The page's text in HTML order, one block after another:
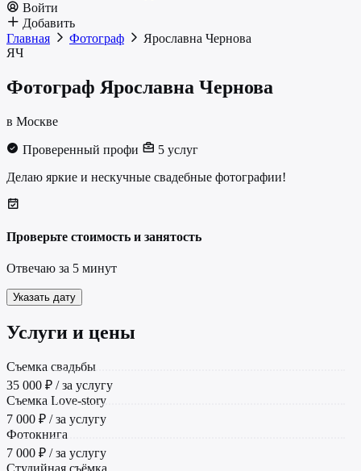
Войти
Добавить
Главная
Фотограф
Ярославна Чернова
ЯЧ
Фотограф Ярославна Чернова
в Москве
Проверенный профи
5 услуг
Делаю яркие и нескучные свадебные фотографии!
Проверьте стоимость и занятость
Отвечаю за 5 минут
Указать дату
Услуги и цены
Съемка свадьбы
35 000 ₽ / за услугу
Съемка Love-story
7 000 ₽ / за услугу
Фотокнига
7 000 ₽ / за услугу